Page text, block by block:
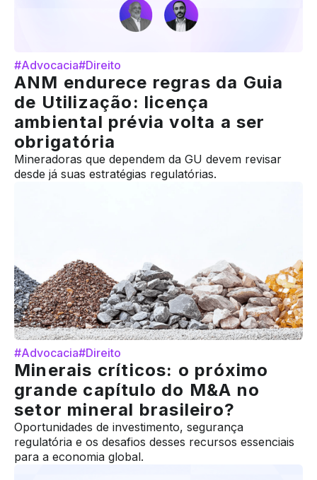
#Advocacia#Direito
ANM endurece regras da Guia
de Utilização: licença
ambiental prévia volta a ser
obrigatória
Mineradoras que dependem da GU devem revisar
desde já suas estratégias regulatórias.
#Advocacia#Direito
Minerais críticos: o próximo
grande capítulo do M&A no
setor mineral brasileiro?
Oportunidades de investimento, segurança
regulatória e os desafios desses recursos essenciais
para a economia global.